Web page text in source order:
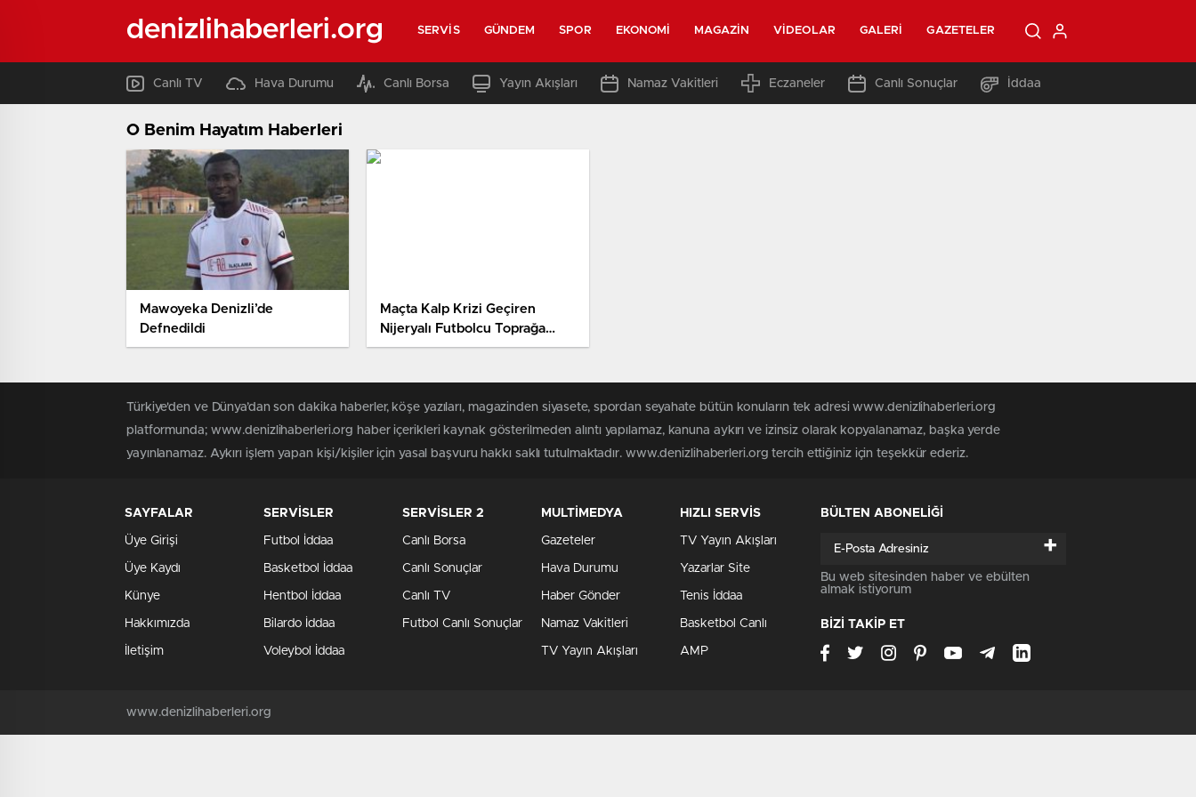
denizlihaberleri.org SERVIS GÜNDEM SPOR EKONOMI MAGAZIN VIDEOLAR GALERI GAZETELER
Canlı TV Hava Durumu Canlı Borsa Yayın Akışları Namaz Vakitleri Eczaneler Canlı Sonuçlar İddaa
O Benim Hayatım Haberleri
Mawoyeka Denizli’de
Defnedildi
Maçta Kalp Krizi Geçiren
Nijeryalı Futbolcu Toprağa
Verildi
Türkiye'den ve Dünya’dan son dakika haberler, köşe yazıları, magazinden siyasete, spordan seyahate bütün konuların tek adresi www.denizlihaberleri.org
platformunda; www.denizlihaberleri.org haber içerikleri kaynak gösterilmeden alıntı yapılamaz, kanuna aykırı ve izinsiz olarak kopyalanamaz, başka yerde
yayınlanamaz. Aykırı işlem yapan kişi/kişiler için yasal başvuru hakkı saklı tutulmaktadır. www.denizlihaberleri.org tercih ettiğiniz için teşekkür ederiz.
SAYFALAR
Üye Girişi
Üye Kaydı
Künye
Hakkımızda
İletişim
SERVİSLER
Futbol İddaa
Basketbol İddaa
Hentbol İddaa
Bilardo İddaa
Voleybol İddaa
SERVİSLER 2
Canlı Borsa
Canlı Sonuçlar
Canlı TV
Futbol Canlı Sonuçlar
MULTİMEDYA
Gazeteler
Hava Durumu
Haber Gönder
Namaz Vakitleri
TV Yayın Akışları
HIZLI SERVİS
TV Yayın Akışları
Yazarlar Site
Tenis İddaa
Basketbol Canlı
AMP
BÜLTEN ABONELİĞİ
+
Bu web sitesinden haber ve ebülten
almak istiyorum
BİZİ TAKİP ET
www.denizlihaberleri.org